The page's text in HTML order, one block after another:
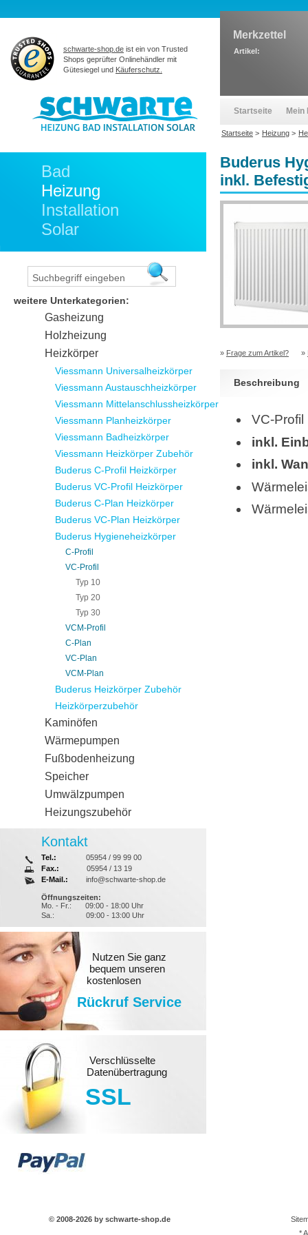
Buderus
inkl.
» Frage zum Artikel? »
Beschreibung
VC-
inkl.
inkl.
Bad
Heizung
Installation
Solar
weitere Unterkategorien:
Gasheizung
Holzheizung
Heizkörper
Viessmann Universalheizkörper
Viessmann Austauschheizkörper
Viessmann Mittelanschlussheizkörper
Viessmann Planheizkörper
Viessmann Badheizkörper
Viessmann Heizkörper Zubehör
Buderus C-Profil Heizkörper
Buderus VC-Profil Heizkörper
Buderus C-Plan Heizkörper
Buderus VC-Plan Heizkörper
Buderus Hygieneheizkörper
C-Profil
VC-Profil
Typ 10
Typ 20
Typ 30
VCM-Profil
C-Plan
VC-Plan
VCM-Plan
Buderus Heizkörper Zubehör
Heizkörperzubehör
Kaminöfen
Wärmepumpen
Fußbodenheizung
Speicher
Umwälzpumpen
Heizungszubehör
Kontakt
Tel.:
05954 / 99 99 00
Fax.:
05954 / 13 19
E-Mail.:
info@schwarte-shop.de
Öffnungszeiten:
Mo. - Fr.:
09:00 - 18:00 Uhr
Sa.:
09:00 - 13:00 Uhr
Nutzen Sie ganz
bequem unseren
kostenlosen
Rückruf Service
Verschlüsselte
Datenübertragung
SSL
schwarte-shop.de ist ein von Trusted
Shops geprüfter Onlinehändler mit
Gütesiegel und Käuferschutz.
Merkzettel
Artikel:
Startseite Mein
Startseite > Heizung >
© 2008-2026 by schwarte-shop.de
*